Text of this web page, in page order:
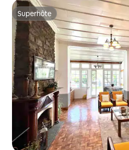
Superhôte
Superhôte